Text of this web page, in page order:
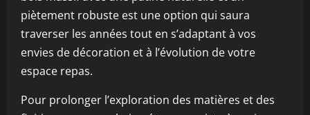
piètement robuste est une option qui saura
traverser les années tout en s’adaptant à vos
envies de décoration et à l’évolution de votre
espace repas.
Pour prolonger l’exploration des matières et des